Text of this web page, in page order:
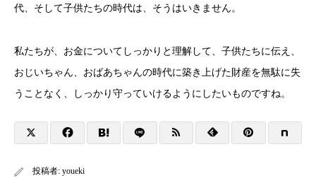
代、そして子供たちの時代は、そうはいきません。
私たちが、お金についてしっかりと理解して、子供たちに伝え、
おじいちゃん、おばあちゃんの時代に築き上げた財産を無駄に失
うことなく、しっかり守っていけるようにしたいものですね。
投稿者: youeki